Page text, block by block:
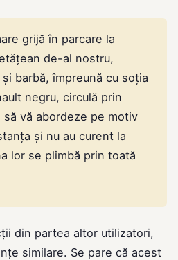
grijă în parcare la
de-al nostru,
barbă, împreună cu soția
negru, circulă prin
să vă abordeze pe motiv
și nu au curent la
lor se plimbă prin toată
din partea altor utilizatori,
similare. Se pare că acest